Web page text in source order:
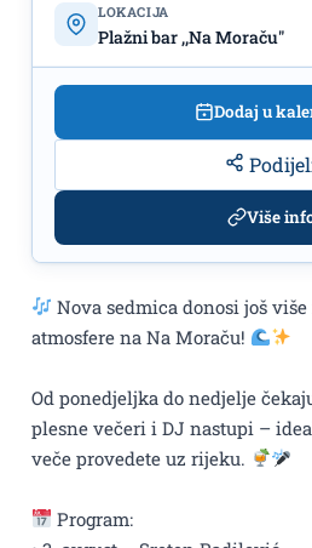
Nova sedmica donosi još
atmosfere na Na Moraču!
Od ponedjeljka do nedjelje
plesne večeri i DJ nastupi –
veče provedete uz rijeku.
Program:
LOKACIJA
Plažni bar ,,Na Moraču"
Dodaj u
Više